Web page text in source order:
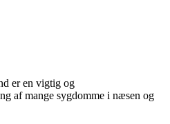
er en vigtig og
af mange sygdomme i næsen og